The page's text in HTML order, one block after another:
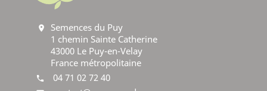
location_on
Semences du Puy
1 chemin Sainte Catherine
43000 Le Puy-en-Velay
France métropolitaine
phone 04 71 02 72 40